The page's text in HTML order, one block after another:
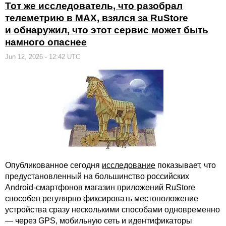
Тот же исследователь, что разобрал
телеметрию в MAX, взялся за RuStore
и обнаружил, что этот сервис может быть
намного опаснее
Jun 12, 2026 - 12:42 UTC
Опубликованное сегодня исследование показывает, что
предустановленный на большинство российских
Android-смартфонов магазин приложений RuStore
способен регулярно фиксировать местоположение
устройства сразу несколькими способами одновременно
— через GPS, мобильную сеть и идентификаторы